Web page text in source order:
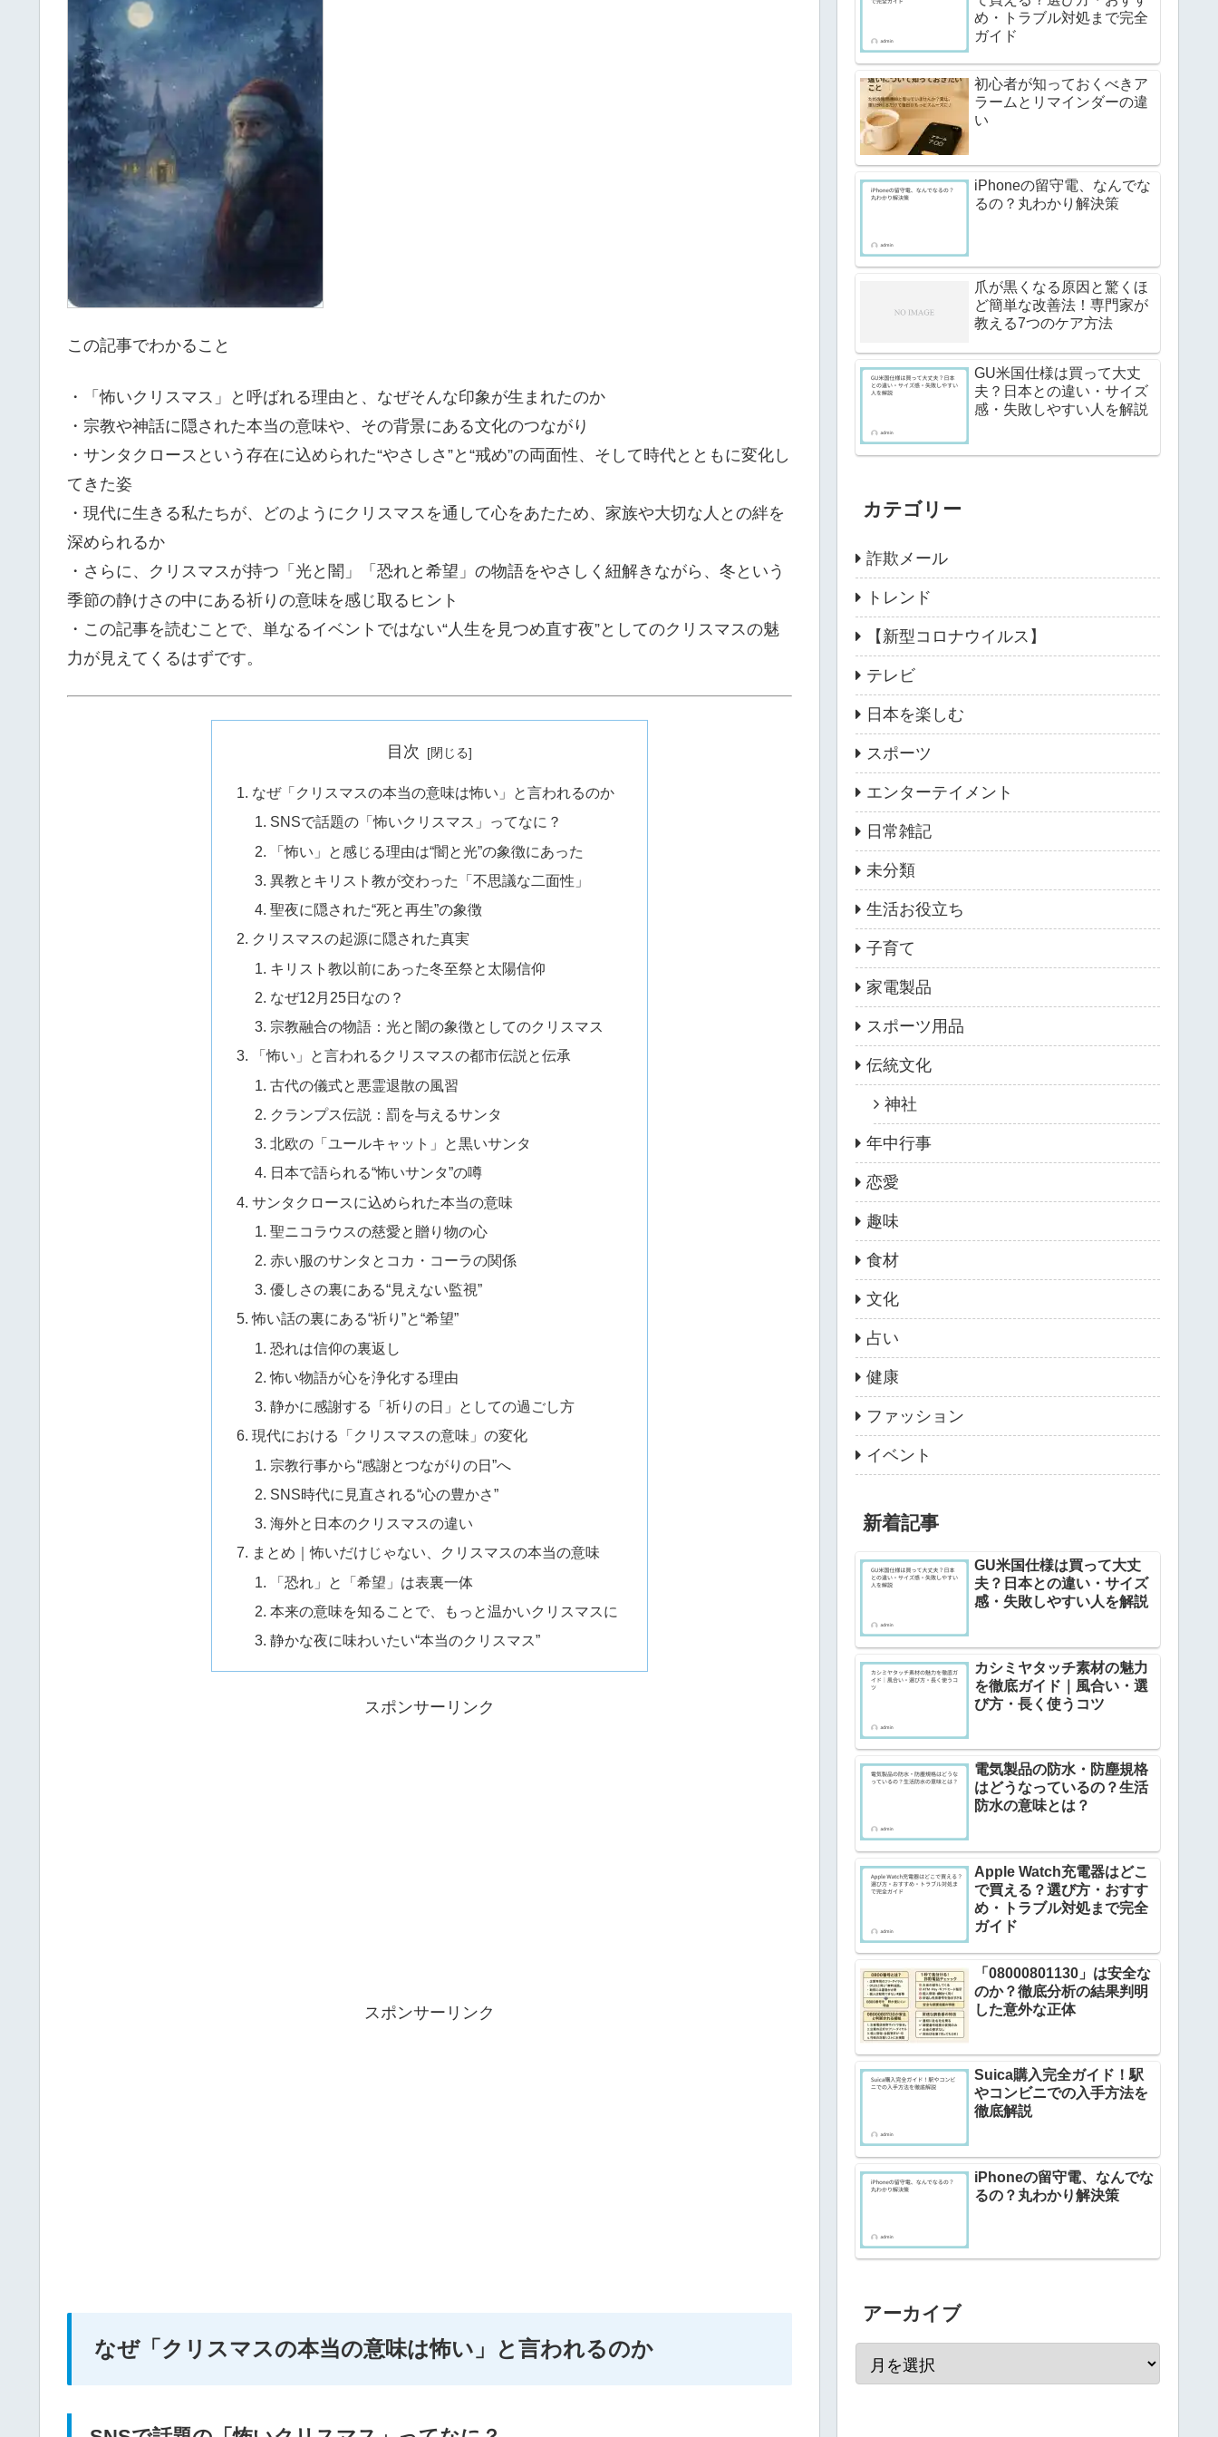
この記事でわかること
・「怖いクリスマス」と呼ばれる理由と、なぜそんな印象が生まれたのか
・宗教や神話に隠された本当の意味や、その背景にある文化のつながり
・サンタクロースという存在に込められた“やさしさ”と“戒め”の両面性、そして時代とともに変化し
てきた姿
・現代に生きる私たちが、どのようにクリスマスを通して心をあたため、家族や大切な人との絆を
深められるか
・さらに、クリスマスが持つ「光と闇」「恐れと希望」の物語をやさしく紐解きながら、冬という
季節の静けさの中にある祈りの意味を感じ取るヒント
・この記事を読むことで、単なるイベントではない“人生を見つめ直す夜”としてのクリスマスの魅
力が見えてくるはずです。
目次
なぜ「クリスマスの本当の意味は怖い」と言われるのか
SNSで話題の「怖いクリスマス」ってなに？
「怖い」と感じる理由は“闇と光”の象徴にあった
異教とキリスト教が交わった「不思議な二面性」
聖夜に隠された“死と再生”の象徴
クリスマスの起源に隠された真実
キリスト教以前にあった冬至祭と太陽信仰
なぜ12月25日なの？
宗教融合の物語：光と闇の象徴としてのクリスマス
「怖い」と言われるクリスマスの都市伝説と伝承
古代の儀式と悪霊退散の風習
クランプス伝説：罰を与えるサンタ
北欧の「ユールキャット」と黒いサンタ
日本で語られる“怖いサンタ”の噂
サンタクロースに込められた本当の意味
聖ニコラウスの慈愛と贈り物の心
赤い服のサンタとコカ・コーラの関係
優しさの裏にある“見えない監視”
怖い話の裏にある“祈り”と“希望”
恐れは信仰の裏返し
怖い物語が心を浄化する理由
静かに感謝する「祈りの日」としての過ごし方
現代における「クリスマスの意味」の変化
宗教行事から“感謝とつながりの日”へ
SNS時代に見直される“心の豊かさ”
海外と日本のクリスマスの違い
まとめ｜怖いだけじゃない、クリスマスの本当の意味
「恐れ」と「希望」は表裏一体
本来の意味を知ることで、もっと温かいクリスマスに
静かな夜に味わいたい“本当のクリスマス”
スポンサーリンク
スポンサーリンク
なぜ「クリスマスの本当の意味は怖い」と言われるのか
め・トラブル対処まで完全
ガイド
初心者が知っておくべきア
ラームとリマインダーの違
い
iPhoneの留守電、なんでな
るの？丸わかり解決策
爪が黒くなる原因と驚くほ
ど簡単な改善法！専門家が
教える7つのケア方法
GU米国仕様は買って大丈
夫？日本との違い・サイズ
感・失敗しやすい人を解説
カテゴリー
詐欺メール
トレンド
【新型コロナウイルス】
テレビ
日本を楽しむ
スポーツ
エンターテイメント
日常雑記
未分類
生活お役立ち
子育て
家電製品
スポーツ用品
伝統文化
神社
年中行事
恋愛
趣味
食材
文化
占い
健康
ファッション
イベント
新着記事
GU米国仕様は買って大丈
夫？日本との違い・サイズ
感・失敗しやすい人を解説
カシミヤタッチ素材の魅力
を徹底ガイド｜風合い・選
び方・長く使うコツ
電気製品の防水・防塵規格
はどうなっているの？生活
防水の意味とは？
Apple Watch充電器はどこ
で買える？選び方・おすす
め・トラブル対処まで完全
ガイド
「08000801130」は安全な
のか？徹底分析の結果判明
した意外な正体
Suica購入完全ガイド！駅
やコンビニでの入手方法を
徹底解説
iPhoneの留守電、なんでな
るの？丸わかり解決策
アーカイブ